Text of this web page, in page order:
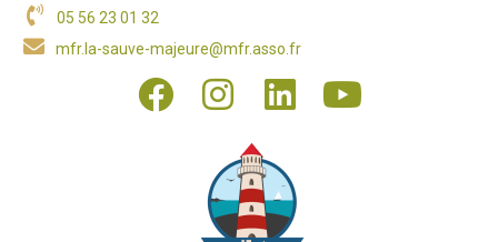
05 56 23 01 32
mfr.la-sauve-majeure@mfr.asso.fr